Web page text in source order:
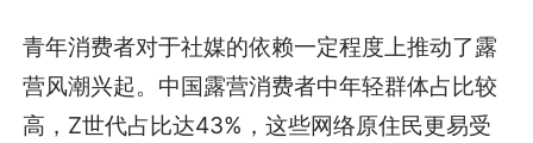
青年消费者对于社媒的依赖一定程度上推动了露
营风潮兴起。中国露营消费者中年轻群体占比较
高，Z世代占比达43%，这些网络原住民更易受